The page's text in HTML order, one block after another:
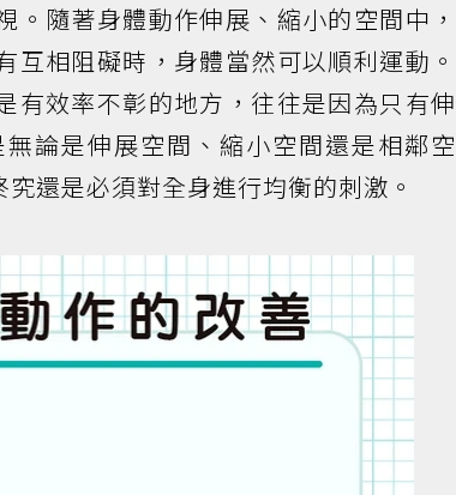
隨著身體動作伸展、縮小的空間中，
相阻礙時，身體當然可以順利運動。
有效率不彰的地方，往往是因為只有伸
論是伸展空間、縮小空間還是相鄰空
還是必須對全身進行均衡的刺激。